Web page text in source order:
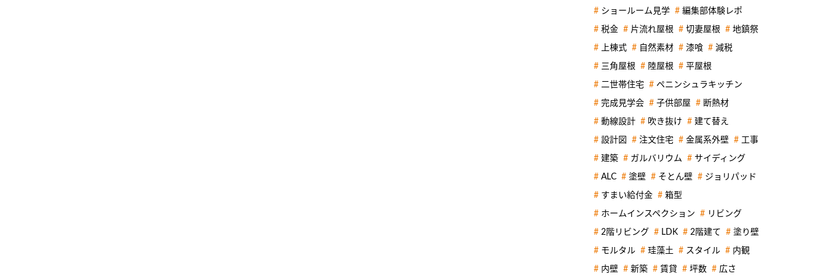
ショールーム見学 編集部体験レポ
税金 片流れ屋根 切妻屋根 地鎮祭
上棟式 自然素材 漆喰 減税
三角屋根 陸屋根 平屋根
二世帯住宅 ペニンシュラキッチン
完成見学会 子供部屋 断熱材
動線設計 吹き抜け 建て替え
設計図 注文住宅 金属系外壁 工事
建築 ガルバリウム サイディング
ALC 塗壁 そとん壁 ジョリパッド
すまい給付金 箱型
ホームインスペクション リビング
2階リビング LDK 2階建て 塗り壁
モルタル 珪藻土 スタイル 内観
内壁 新築 賃貸 坪数 広さ